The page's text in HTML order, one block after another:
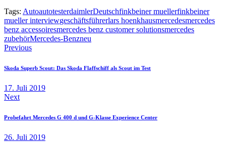
Tags: AutoautotesterdaimlerDeutschfinkbeiner muellerfinkbeiner
mueller interviewgeschäftsführerlars hoenkhausmercedesmercedes
benz accessoiresmercedes benz customer solutionsmercedes
zubehörMercedes-Benzneu
Beitragsnavigation
Previous
Skoda Superb Scout: Das Skoda Flaffschiff als Scout im Test
17. Juli 2019
Next
Probefahrt Mercedes G 400 d und G-Klasse Experience Center
26. Juli 2019